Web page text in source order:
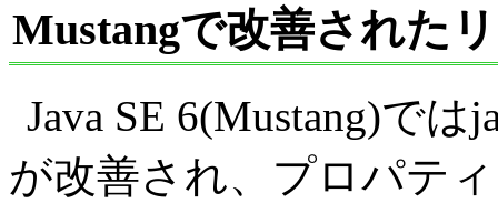
Mustangで改善された
Java SE 6(Mustang)では
が改善され、プロパテ